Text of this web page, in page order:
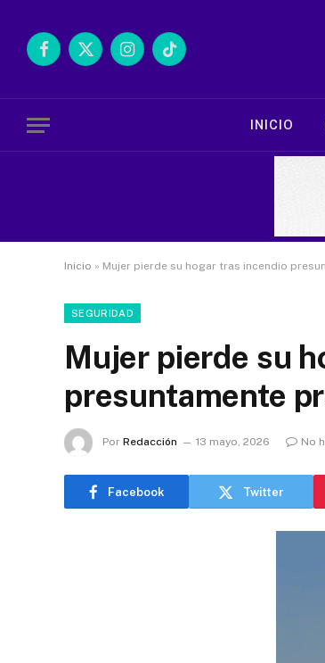
Facebook
X
InstagramTikTok
INICIO
Inicio » Mujer pierde su hogar tras incendio
SEGURIDAD
Mujer pierde su
presuntamente
Por Redacción 13 mayo, 2026 No
Facebook Twitter